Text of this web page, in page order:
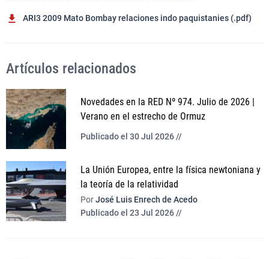
ARI3 2009 Mato Bombay relaciones indo paquistanies (.pdf)
Artículos relacionados
Novedades en la RED Nº 974. Julio de 2026 |
Verano en el estrecho de Ormuz
Publicado el 30 Jul 2026 //
La Unión Europea, entre la física newtoniana y
la teoría de la relatividad
PorJosé Luis Enrech de Acedo
Publicado el 23 Jul 2026 //